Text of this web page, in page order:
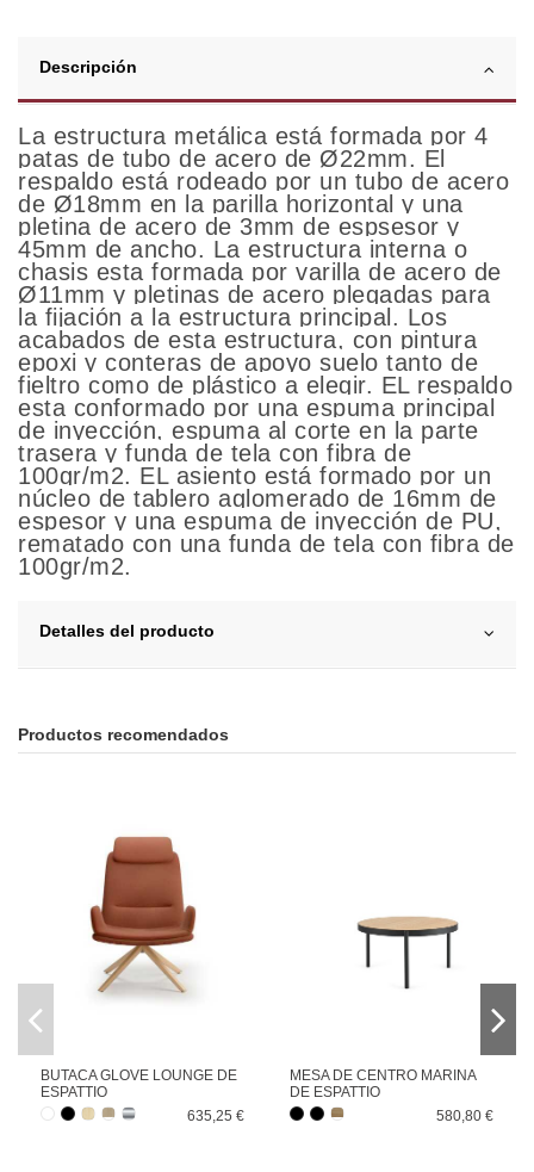
Descripción
La estructura metálica está formada por 4
patas de tubo de acero de Ø22mm. El
respaldo está rodeado por un tubo de acero
de Ø18mm en la parilla horizontal y una
pletina de acero de 3mm de espsesor y
45mm de ancho. La estructura interna o
chasis esta formada por varilla de acero de
Ø11mm y pletinas de acero plegadas para
la fijación a la estructura principal. Los
acabados de esta estructura, con pintura
epoxi y conteras de apoyo suelo tanto de
fieltro como de plástico a elegir. EL respaldo
esta conformado por una espuma principal
de inyección, espuma al corte en la parte
trasera y funda de tela con fibra de
100gr/m2. EL asiento está formado por un
núcleo de tablero aglomerado de 16mm de
espesor y una espuma de inyección de PU,
rematado con una funda de tela con fibra de
100gr/m2.
Detalles del producto
Productos recomendados
BUTACA GLOVE LOUNGE DE
ESPATTIO
635,25 €
MESA DE CENTRO MARINA
DE ESPATTIO
580,80 €